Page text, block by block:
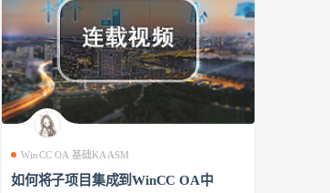
WinCC OA 基础KAASM
如何将子项目集成到WinCC OA中